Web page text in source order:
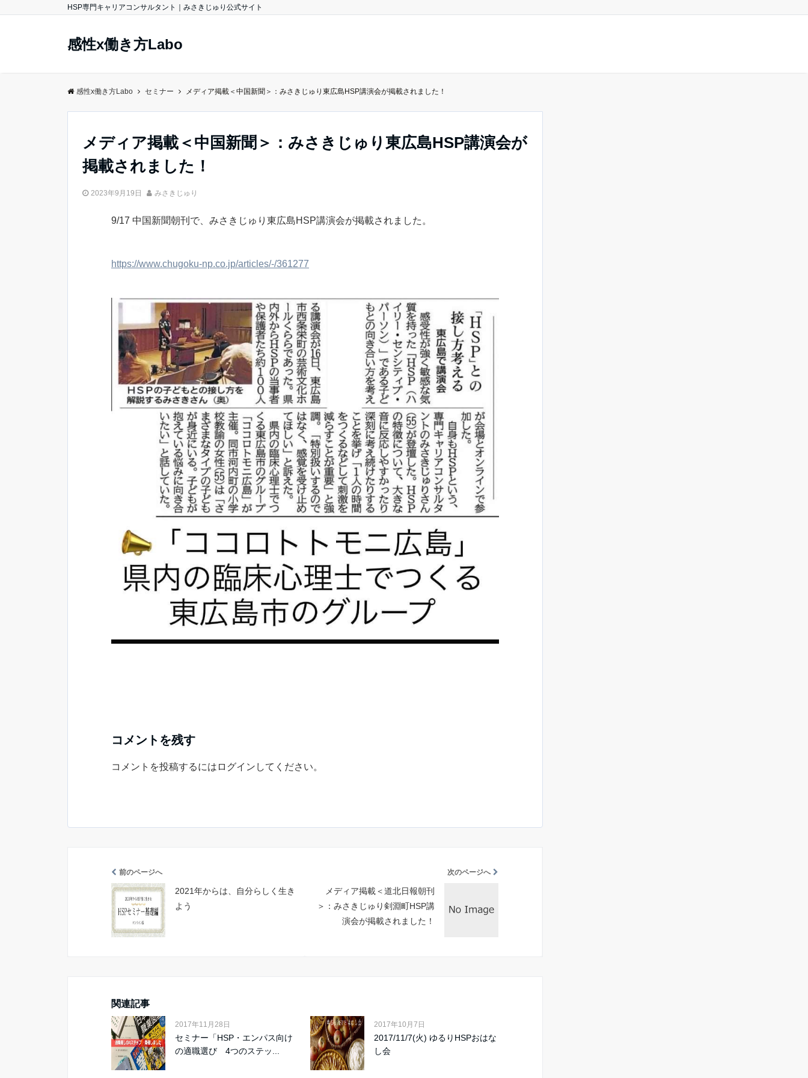
HSP専門キャリアコンサルタント｜みさきじゅり公式サイト
感性x働き方Labo
感性x働き方Labo セミナー メディア掲載＜中国新聞＞：みさきじゅり東広島HSP講演会が掲載されました！
メディア掲載＜中国新聞＞：みさきじゅり東広島HSP講演会が
掲載されました！
2023年9月19日 みさきじゅり
9/17 中国新聞朝刊で、みさきじゅり東広島HSP講演会が掲載されました。
https://www.chugoku-np.co.jp/articles/-/361277
コメントを残す
コメントを投稿するには ログイン してください。
前のページへ
2021年からは、自分らしく生き
よう
次のページへ
メディア掲載＜道北日報朝刊
＞：みさきじゅり剣淵町HSP講
演会が掲載されました！
関連記事
2017年11月28日
セミナー「HSP・エンパス向け
の適職選び 4つのステッ...
2017年10月7日
2017/11/7(火) ゆるりHSPおはな
し会